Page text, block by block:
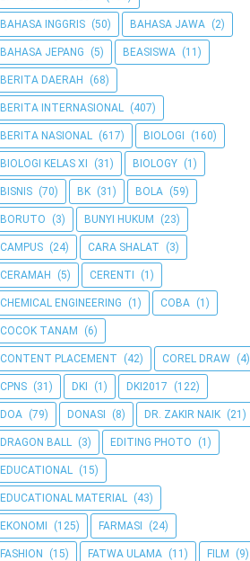
BAHASA INGGRIS (50) BAHASA JAWA (2)
BAHASA JEPANG (5) BEASISWA (11)
BERITA DAERAH (68)
BERITA INTERNASIONAL (407)
BERITA NASIONAL (617) BIOLOGI (160)
BIOLOGI KELAS XI (31) BIOLOGY (1)
BISNIS (70) BK (31) BOLA (59)
BORUTO (3) BUNYI HUKUM (23)
CAMPUS (24) CARA SHALAT (3)
CERAMAH (5) CERENTI (1)
CHEMICAL ENGINEERING (1) COBA (1)
COCOK TANAM (6)
CONTENT PLACEMENT (42) COREL DRAW (4)
CPNS (31) DKI (1) DKI2017 (122)
DOA (79) DONASI (8) DR. ZAKIR NAIK (21)
DRAGON BALL (3) EDITING PHOTO (1)
EDUCATIONAL (15)
EDUCATIONAL MATERIAL (43)
EKONOMI (125) FARMASI (24)
FASHION (15) FATWA ULAMA (11) FILM (9)